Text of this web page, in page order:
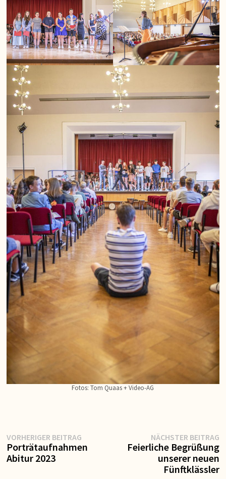
Fotos: Tom Quaas + Video-AG
Beitragsnavigation
VORHERIGER BEITRAG
Beitrag:
Porträtaufnahmen
Abitur 2023
NÄCHSTER BEITRAG
Feierliche Begrüßung
unserer neuen
Fünftklässler